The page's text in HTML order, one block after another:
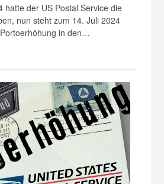
hatte der US Postal Service die
nun steht zum 14. Juli 2024
in den…